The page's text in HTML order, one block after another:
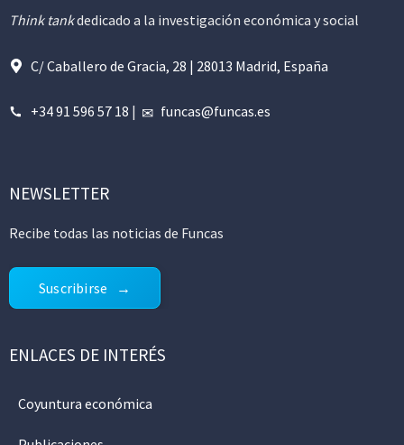
Think tankdedicado a la investigación económica y social
C/ Caballero de Gracia, 28 | 28013 Madrid, España
+34 91 596 57 18 | funcas@funcas.es
NEWSLETTER
Recibe todas las noticias de Funcas
Suscribirse
ENLACES DE INTERÉS
Coyuntura económica